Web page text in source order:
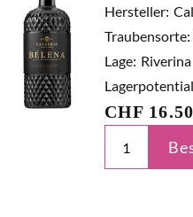
Hersteller:
Traubensorte:
Lage: Riverina
CHF 16.50